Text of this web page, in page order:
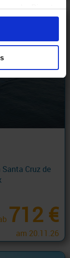
der Dienste
Santa Cruz de
712 €
am 20.11.26